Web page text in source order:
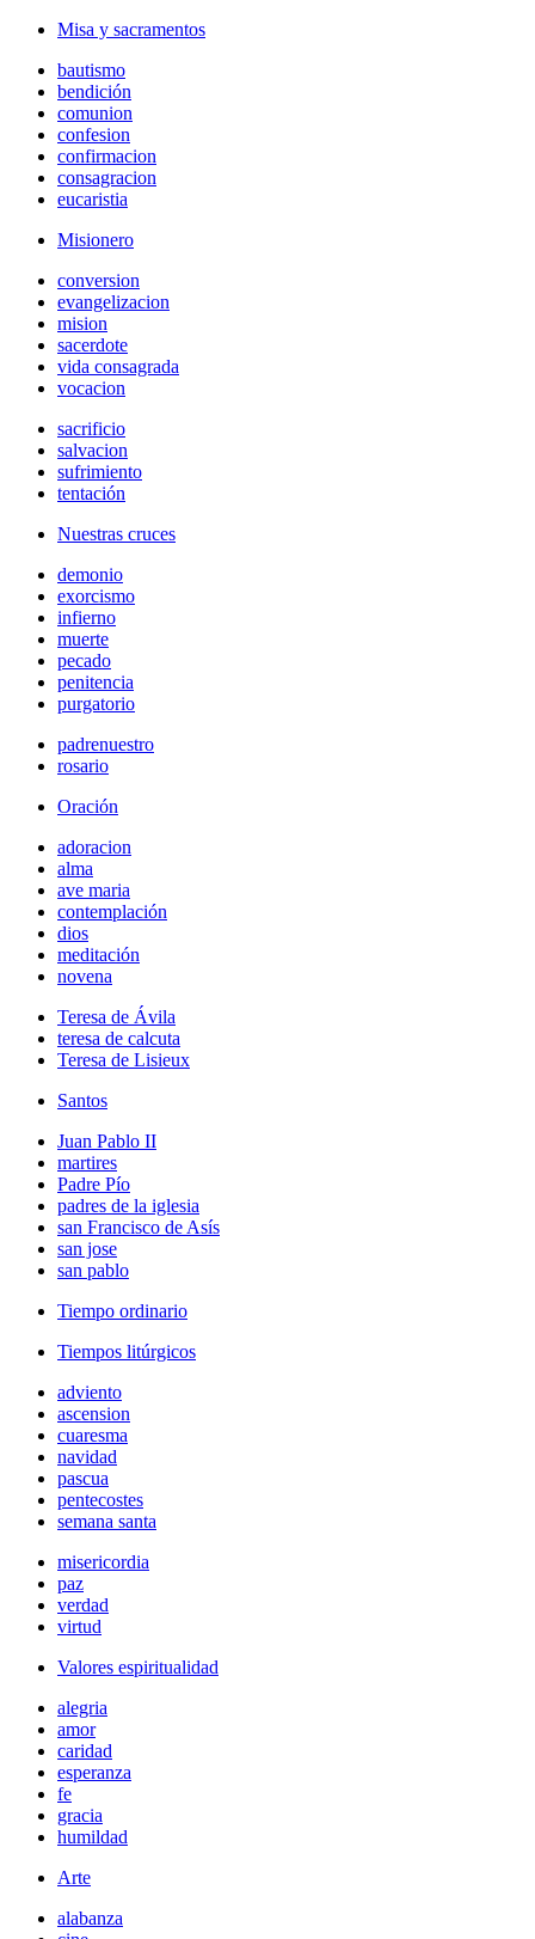
Misa y sacramentos
bautismo
bendición
comunion
confesion
confirmacion
consagracion
eucaristia
Misionero
conversion
evangelizacion
mision
sacerdote
vida consagrada
vocacion
sacrificio
salvacion
sufrimiento
tentación
Nuestras cruces
demonio
exorcismo
infierno
muerte
pecado
penitencia
purgatorio
padrenuestro
rosario
Oración
adoracion
alma
ave maria
contemplación
dios
meditación
novena
Teresa de Ávila
teresa de calcuta
Teresa de Lisieux
Santos
Juan Pablo II
martires
Padre Pío
padres de la iglesia
san Francisco de Asís
san jose
san pablo
Tiempo ordinario
Tiempos litúrgicos
adviento
ascension
cuaresma
navidad
pascua
pentecostes
semana santa
misericordia
paz
verdad
virtud
Valores espiritualidad
alegria
amor
caridad
esperanza
fe
gracia
humildad
Arte
alabanza